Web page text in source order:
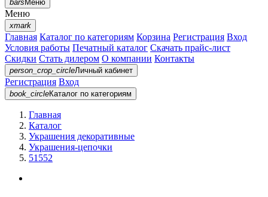
barsМеню
Меню
xmark
Главная Каталог по категориям Корзина Регистрация Вход
Условия работы Печатный каталог Скачать прайс-лист
Скидки Стать дилером О компании Контакты
person_crop_circleЛичный кабинет
Регистрация Вход
book_circleКаталог по категориям
Главная
Каталог
Украшения декоративные
Украшения-цепочки
51552